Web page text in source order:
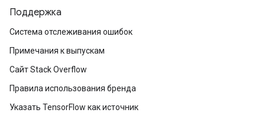
Поддержка
Система отслеживания ошибок
Примечания к выпускам
Сайт Stack Overflow
Правила использования бренда
Указать TensorFlow как источник